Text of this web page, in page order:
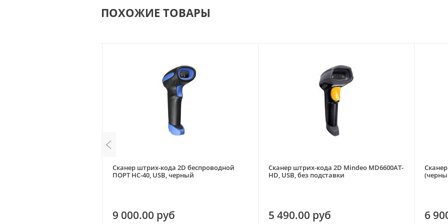
ПОХОЖИЕ ТОВАРЫ
Сканер штрих-кода 2D беспроводной
ПОРТ НС-40, USB, черный
9 000.00 руб
Сканер штрих-кода 2D Mindeo MD6600AT-
HD, USB, без подставки
5 490.00 руб 6